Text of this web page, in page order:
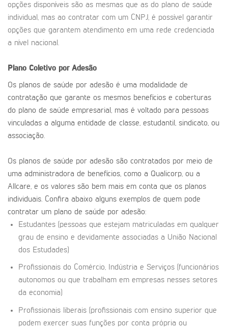
opções disponíveis são as mesmas que as do plano de saúde
individual, mas ao contratar com um CNPJ, é possível garantir
opções que garantem atendimento em uma rede credenciada
a nível nacional.
Plano Coletivo por Adesão
Os planos de saúde por adesão é uma modalidade de
contratação que garante os mesmos benefícios e coberturas
do plano de saúde empresarial, mas é voltado para pessoas
vinculadas a alguma entidade de classe, estudantil, sindicato, ou
associação.
Os planos de saúde por adesão são contratados por meio de
uma administradora de benefícios, como a Qualicorp, ou a
Allcare, e os valores são bem mais em conta que os planos
individuais. Confira abaixo alguns exemplos de quem pode
contratar um plano de saúde por adesão:
Estudantes (pessoas que estejam matriculadas em qualquer
grau de ensino e devidamente associadas a União Nacional
dos Estudades)
Profissionais do Comércio, Indústria e Serviços (funcionários
autonomos ou que trabalham em empresas nesses setores
da economia)
Profissionais liberais (profissionais com ensino superior que
podem exercer suas funções por conta própria ou